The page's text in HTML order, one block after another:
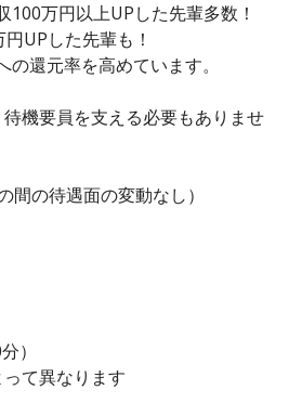
100万円以上UPした先輩多数！
UPした先輩も！
還元率を高めています。
機要員を支える必要もありませ
間の待遇面の変動なし）
）
て異なります